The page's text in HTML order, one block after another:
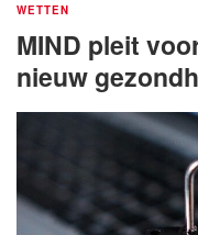
WETTEN
MIND pleit
nieuw